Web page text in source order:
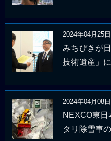
2024年04月25日
みちびきが
技術遺産」
2024年04月08日
NEXCO東
タリ除雪車